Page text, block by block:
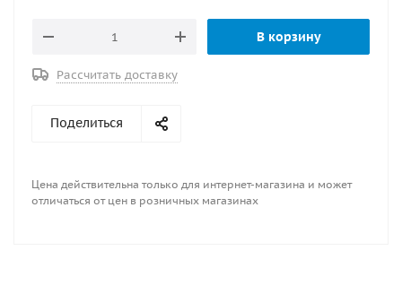
В корзину
Рассчитать доставку
Поделиться
Цена действительна только для интернет-магазина и может
отличаться от цен в розничных магазинах